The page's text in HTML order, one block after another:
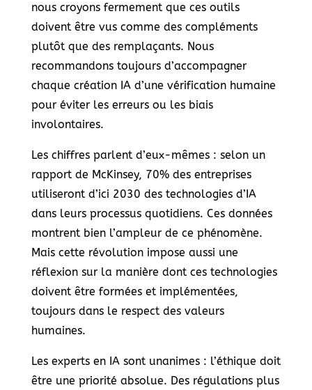
nous croyons fermement que ces outils
doivent être vus comme des compléments
plutôt que des remplaçants. Nous
recommandons toujours d’accompagner
chaque création IA d’une vérification humaine
pour éviter les erreurs ou les biais
involontaires.
Les chiffres parlent d’eux-mêmes : selon un
rapport de McKinsey, 70% des entreprises
utiliseront d’ici 2030 des technologies d’IA
dans leurs processus quotidiens. Ces données
montrent bien l’ampleur de ce phénomène.
Mais cette révolution impose aussi une
réflexion sur la manière dont ces technologies
doivent être formées et implémentées,
toujours dans le respect des valeurs
humaines.
Les experts en IA sont unanimes : l’éthique doit
être une priorité absolue. Des régulations plus